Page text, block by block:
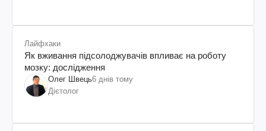
Лайфхаки
Як вживання підсолоджувачів впливає на роботу
мозку: дослідження
Олег Швець6 днів тому
Дієтолог